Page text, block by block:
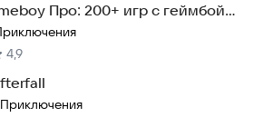
Про: 200+ игр с геймбой
4,9
Приключения